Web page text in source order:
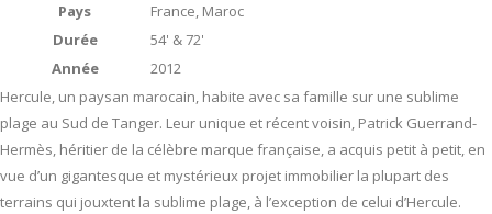
Pays
France, Maroc
Durée
54' & 72'
Année
2012
Hercule, un paysan marocain, habite avec sa famille sur une sublime
plage au Sud de Tanger. Leur unique et récent voisin, Patrick Guerrand-
Hermès, héritier de la célèbre marque française, a acquis petit à petit, en
vue d’un gigantesque et mystérieux projet immobilier la plupart des
terrains qui jouxtent la sublime plage, à l’exception de celui d’Hercule.